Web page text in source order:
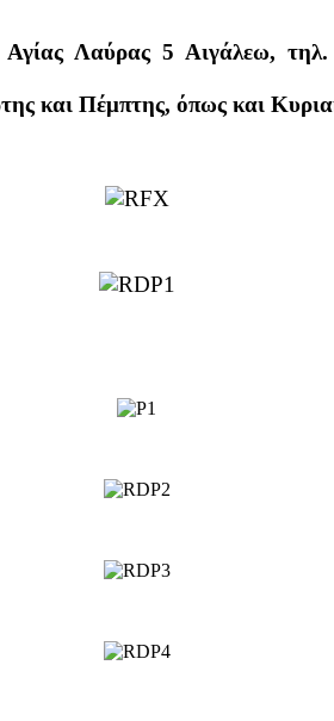
Λαύρας 5 Αιγάλεω, τηλ.
και Πέμπτης, όπως και